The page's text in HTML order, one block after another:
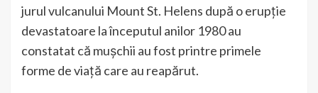
jurul vulcanului Mount St. Helens după o erupție
devastatoare la începutul anilor 1980 au
constatat că mușchii au fost printre primele
forme de viață care au reapărut.